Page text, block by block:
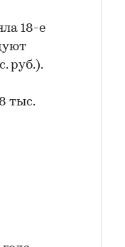
18-е
руб.).
тыс.